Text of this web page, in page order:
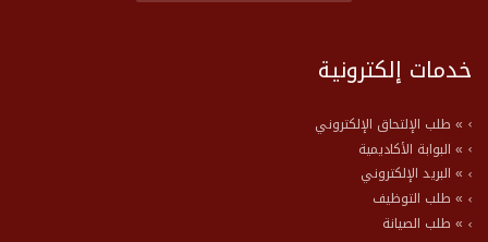
خدمات إلكترونية
» طلب الإلتحاق الإلكتروني
» البوابة الأكاديمية
» البريد الإلكتروني
» طلب التوظيف
» طلب الصيانة